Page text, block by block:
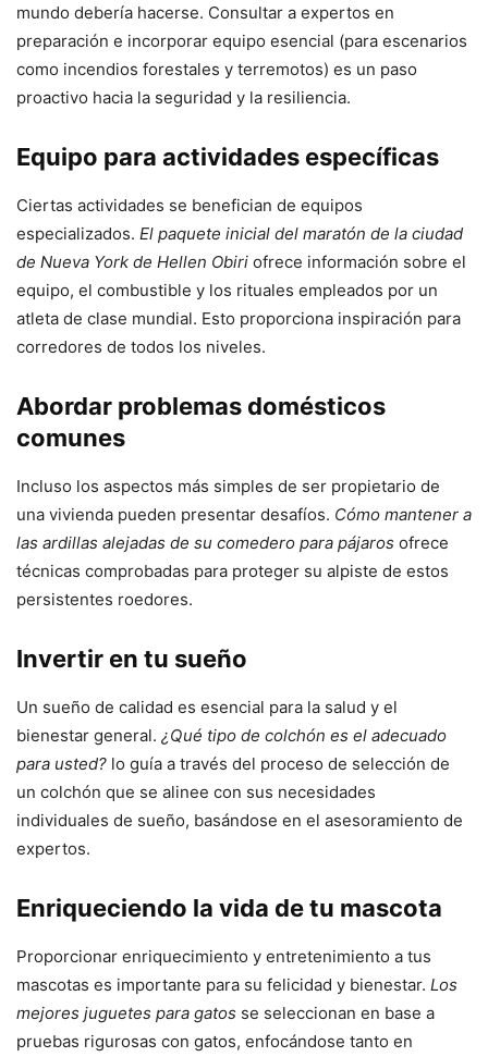
mundo debería hacerse. Consultar a expertos en
preparación e incorporar equipo esencial (para escenarios
como incendios forestales y terremotos) es un paso
proactivo hacia la seguridad y la resiliencia.
Equipo para actividades específicas
Ciertas actividades se benefician de equipos
especializados. El paquete inicial del maratón de la ciudad
de Nueva York de Hellen Obiri ofrece información sobre el
equipo, el combustible y los rituales empleados por un
atleta de clase mundial. Esto proporciona inspiración para
corredores de todos los niveles.
Abordar problemas domésticos
comunes
Incluso los aspectos más simples de ser propietario de
una vivienda pueden presentar desafíos. Cómo mantener a
las ardillas alejadas de su comedero para pájaros ofrece
técnicas comprobadas para proteger su alpiste de estos
persistentes roedores.
Invertir en tu sueño
Un sueño de calidad es esencial para la salud y el
bienestar general. ¿Qué tipo de colchón es el adecuado
para usted? lo guía a través del proceso de selección de
un colchón que se alinee con sus necesidades
individuales de sueño, basándose en el asesoramiento de
expertos.
Enriqueciendo la vida de tu mascota
Proporcionar enriquecimiento y entretenimiento a tus
mascotas es importante para su felicidad y bienestar. Los
mejores juguetes para gatos se seleccionan en base a
pruebas rigurosas con gatos, enfocándose tanto en